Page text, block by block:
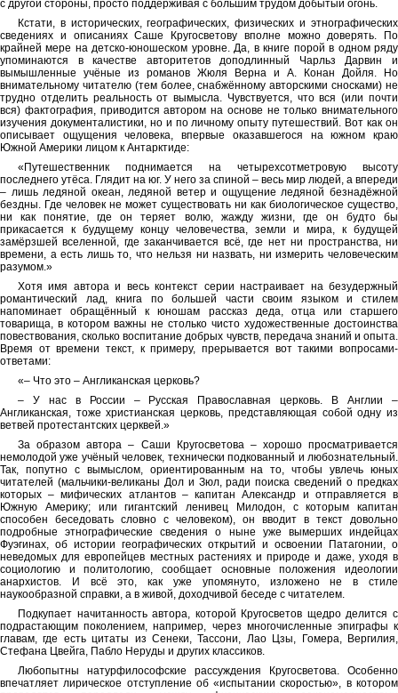
с другой стороны, просто поддерживая с большим трудом добытый огонь.
Кстати, в исторических, географических, физических и этнографических
сведениях и описаниях Саше Кругосветову вполне можно доверять. По
крайней мере на детско-юношеском уровне. Да, в книге порой в одном ряду
упоминаются в качестве авторитетов доподлинный Чарльз Дарвин и
вымышленные учёные из романов Жюля Верна и А. Конан Дойля. Но
внимательному читателю (тем более, снабжённому авторскими сносками) не
трудно отделить реальность от вымысла. Чувствуется, что вся (или почти
вся) фактография, приводится автором на основе не только внимательного
изучения документалистики, но и по личному опыту путешествий. Вот как он
описывает ощущения человека, впервые оказавшегося на южном краю
Южной Америки лицом к Антарктиде:
«Путешественник поднимается на четырехсотметровую высоту
последнего утёса. Глядит на юг. У него за спиной – весь мир людей, а впереди
– лишь ледяной океан, ледяной ветер и ощущение ледяной безнадёжной
бездны. Где человек не может существовать ни как биологическое существо,
ни как понятие, где он теряет волю, жажду жизни, где он будто бы
прикасается к будущему концу человечества, земли и мира, к будущей
замёрзшей вселенной, где заканчивается всё, где нет ни пространства, ни
времени, а есть лишь то, что нельзя ни назвать, ни измерить человеческим
разумом.»
Хотя имя автора и весь контекст серии настраивает на безудержный
романтический лад, книга по большей части своим языком и стилем
напоминает обращённый к юношам рассказ деда, отца или старшего
товарища, в котором важны не столько чисто художественные достоинства
повествования, сколько воспитание добрых чувств, передача знаний и опыта.
Время от времени текст, к примеру, прерывается вот такими вопросами-
ответами:
«– Что это – Англиканская церковь?
– У нас в России – Русская Православная церковь. В Англии –
Англиканская, тоже христианская церковь, представляющая собой одну из
ветвей протестантских церквей.»
За образом автора – Саши Кругосветова – хорошо просматривается
немолодой уже учёный человек, технически подкованный и любознательный.
Так, попутно с вымыслом, ориентированным на то, чтобы увлечь юных
читателей (мальчики-великаны Дол и Зюл, ради поиска сведений о предках
которых – мифических атлантов – капитан Александр и отправляется в
Южную Америку; или гигантский ленивец Милодон, с которым капитан
способен беседовать словно с человеком), он вводит в текст довольно
подробные этнографические сведения о ныне уже вымерших индейцах
Фуэгинах, об истории географических открытий и освоении Патагонии, о
неведомых для европейцев местных растениях и природе и даже, уходя в
социологию и политологию, сообщает основные положения идеологии
анархистов. И всё это, как уже упомянуто, изложено не в стиле
наукообразной справки, а в живой, доходчивой беседе с читателем.
Подкупает начитанность автора, которой Кругосветов щедро делится с
подрастающим поколением, например, через многочисленные эпиграфы к
главам, где есть цитаты из Сенеки, Тассони, Лао Цзы, Гомера, Вергилия,
Стефана Цвейга, Пабло Неруды и других классиков.
Любопытны натурфилософские рассуждения Кругосветова. Особенно
впечатляет лирическое отступление об «испытании скоростью», в котором